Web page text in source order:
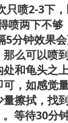
只喷2-3下
喷两下不够
5分钟效果
么可以喷
和龟头之
，如感觉
擦拭，找
等待30分